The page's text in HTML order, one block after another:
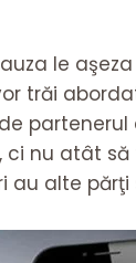
le
trăi
nu atât
alte părţi